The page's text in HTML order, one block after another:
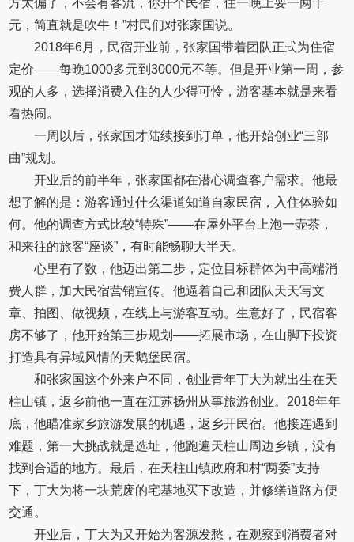
方太偏了，不会有客流，你开个民宿，住一晚上要一两千
元，简直就是吹牛！”村民们对张家国说。
2018年6月，民宿开业前，张家国带着团队正式为住宿
定价——每晚1000多元到3000元不等。但是开业第一周，参
观的人多，选择消费入住的人少得可怜，游客基本就是来看
看热闹。
一周以后，张家国才陆续接到订单，他开始创业“三部
曲”规划。
开业后的前半年，张家国都在潜心调查客户需求。他最
想了解的是：游客通过什么渠道知道自家民宿，入住体验如
何。他的调查方式比较“特殊”——在屋外平台上泡一壶茶，
和来往的旅客“座谈”，有时能畅聊大半天。
心里有了数，他迈出第二步，定位目标群体为中高端消
费人群，加大民宿营销宣传。他逼着自己和团队天天写文
章、拍图、做视频，在线上与游客互动。生意好了，民宿客
房不够了，他开始第三步规划——拓展市场，在山脚下投资
打造具有异域风情的天鹅堡民宿。
和张家国这个外来户不同，创业青年丁大为就出生在天
柱山镇，返乡前他一直在江苏扬州从事旅游创业。2018年年
底，他瞄准家乡旅游发展的机遇，返乡开民宿。他接连遇到
难题，第一大挑战就是选址，他跑遍天柱山周边乡镇，没有
找到合适的地方。最后，在天柱山镇政府和村“两委”支持
下，丁大为将一块荒废的宅基地买下改造，并修缮道路方便
交通。
开业后，丁大为又开始为客源发愁，在观察到消费者对